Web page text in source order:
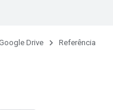
Drive Referência